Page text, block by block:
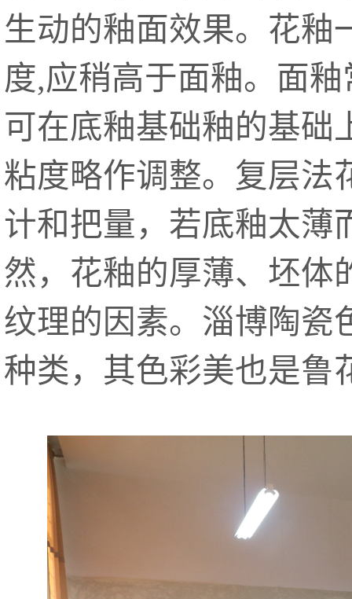
生动的釉面效果。花釉
度,应稍高于面釉。面
可在底釉基础釉的基础
粘度略作调整。复层法
计和把量，若底釉太薄
然，花釉的厚薄、坯体
纹理的因素。淄博陶瓷
种类，其色彩美也是鲁